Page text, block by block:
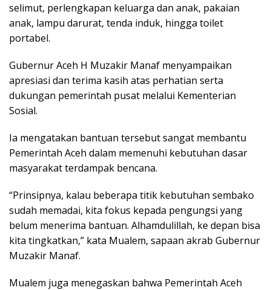
selimut, perlengkapan keluarga dan anak, pakaian
anak, lampu darurat, tenda induk, hingga toilet
portabel.
Gubernur Aceh H Muzakir Manaf menyampaikan
apresiasi dan terima kasih atas perhatian serta
dukungan pemerintah pusat melalui Kementerian
Sosial.
Ia mengatakan bantuan tersebut sangat membantu
Pemerintah Aceh dalam memenuhi kebutuhan dasar
masyarakat terdampak bencana.
“Prinsipnya, kalau beberapa titik kebutuhan sembako
sudah memadai, kita fokus kepada pengungsi yang
belum menerima bantuan. Alhamdulillah, ke depan bisa
kita tingkatkan,” kata Mualem, sapaan akrab Gubernur
Muzakir Manaf.
Mualem juga menegaskan bahwa Pemerintah Aceh